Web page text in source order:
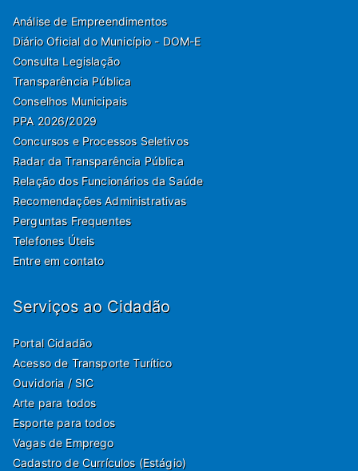
Análise de Empreendimentos
Diário Oficial do Município - DOM-E
Consulta Legislação
Transparência Pública
Conselhos Municipais
PPA 2026/2029
Concursos e Processos Seletivos
Radar da Transparência Pública
Relação dos Funcionários da Saúde
Recomendações Administrativas
Perguntas Frequentes
Telefones Úteis
Entre em contato
Serviços ao Cidadão
Portal Cidadão
Acesso de Transporte Turítico
Ouvidoria / SIC
Arte para todos
Esporte para todos
Vagas de Emprego
Cadastro de Currículos (Estágio)